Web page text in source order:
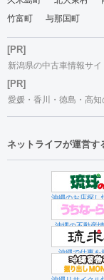
竹富町
与那国町
[PR]
新潟県の中古車情報サイ
[PR]
愛媛・香川・徳島・高
ネットライフが運営す
沖縄のお店探し
沖縄の不動産
沖縄で仕事を